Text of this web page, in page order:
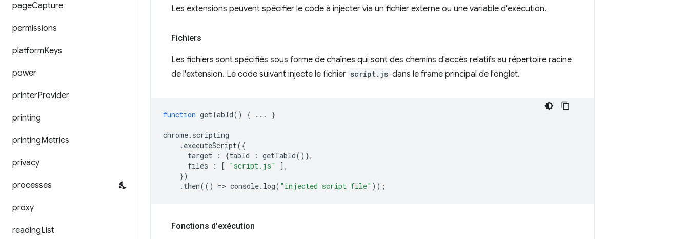
pageCapture
permissions
platformKeys
power
printerProvider
printing
printingMetrics
privacy
processes
proxy
readingList
Les extensions peuvent spécifier le code à injecter via un fichier externe ou une variable d'exécution.
Fichiers
Les fichiers sont spécifiés sous forme de chaînes qui sont des chemins d'accès relatifs au répertoire racine
de l'extension. Le code suivant injecte le fichier script.js dans le frame principal de l'onglet.
function getTabId() { ... }
chrome. scripting
. executeScript({
target
: {tabId : getTabId()},
files
: [ "script.js"
],
})
. then(() => console. log( "injected script file" ));
Fonctions d'exécution